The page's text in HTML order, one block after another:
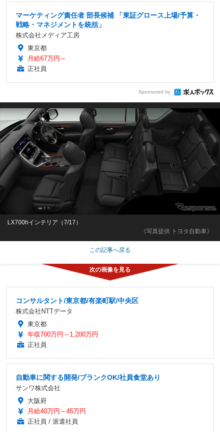
マーケティング責任者 部長候補 「東証グロース上場/予算・
戦略・マネジメントを統括」
株式会社メディア工房
東京都
月給67万円～
正社員
Sponsored by
《写真提供 トヨタ自動車》
LX700hインテリア（7/17）
この記事へ戻る
コンサルタント/東京都/有楽町駅/中央区
株式会社NTTデータ
東京都
年収700万円～1,200万円
正社員
自動車に関する開発/ブランクOK/社員食堂あり
サンワ株式会社
大阪府
月給40万円～45万円
正社員 / 派遣社員